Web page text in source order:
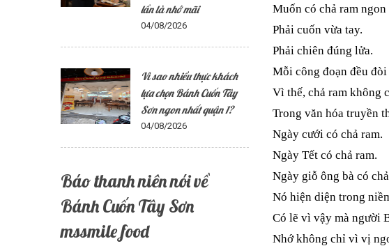
lần là nhớ mãi
04/08/2026
Vì sao nhiều thực khách
lựa chọn Bánh Cuốn Tây
Sơn ngon nhất quận 1?
04/08/2026
Báo thanh niên nói về
Bánh Cuốn Tây Sơn
mssmile food
Muốn có chả ram
Phải cuốn vừa tay.
Phải chiên đúng lửa.
Mỗi công đoạn đều
Vì thế, chả ram không
Trong văn hóa truyền
Ngày cưới có chả ram.
Ngày Tết có chả ram.
Ngày giỗ ông bà có
Nó hiện diện trong
Có lẽ vì vậy mà người
Nhớ không chỉ vì vị